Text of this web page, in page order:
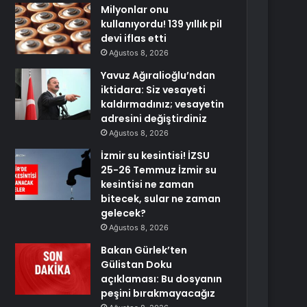
Milyonlar onu
kullanıyordu! 139 yıllık pil
devi iflas etti
Ağustos 8, 2026
Yavuz Ağıralioğlu’ndan
iktidara: Siz vesayeti
kaldırmadınız; vesayetin
adresini değiştirdiniz
Ağustos 8, 2026
İzmir su kesintisi! İZSU
25-26 Temmuz İzmir su
kesintisi ne zaman
bitecek, sular ne zaman
gelecek?
Ağustos 8, 2026
Bakan Gürlek’ten
Gülistan Doku
açıklaması: Bu dosyanın
peşini bırakmayacağız